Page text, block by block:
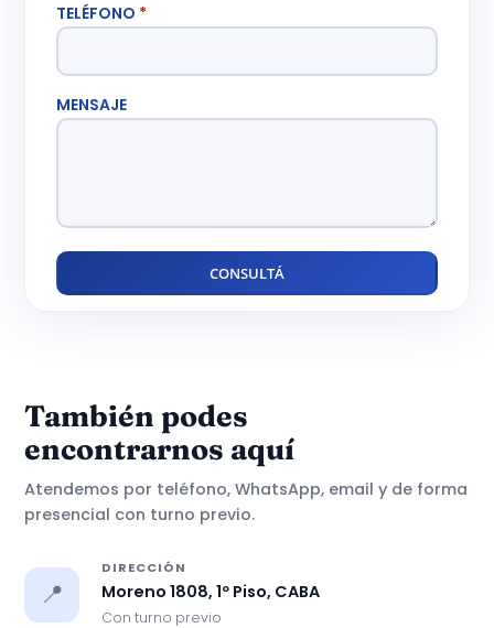
TELÉFONO *
MENSAJE
También podes
encontrarnos aquí
Atendemos por teléfono, WhatsApp, email y de forma
presencial con turno previo.
📍
DIRECCIÓN
Moreno 1808, 1º Piso, CABA
Con turno previo